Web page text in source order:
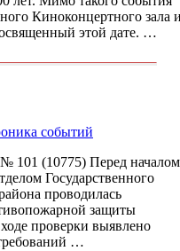
Киноконцертного зала
этой дате. …
событий
101 (10775) Перед началом
Государственного
проводилась
защиты
проверки выявлено
…